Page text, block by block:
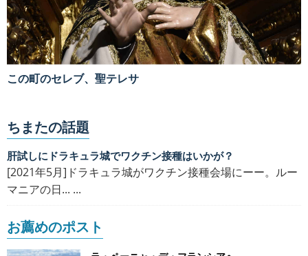
この町のセレブ、聖テレサ
ちまたの話題
肝試しにドラキュラ城でワクチン接種はいかが？
[2021年5月]ドラキュラ城がワクチン接種会場にーー。ルー
マニアの日... ...
お薦めのポスト